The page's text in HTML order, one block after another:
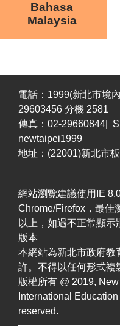
Bahasa
Malaysia
電話：1999(新北市境
29603456 分機 2581
傳真：02-29660844|
newtaipei1999
地址：(22001)新北市
網站瀏覽建議使用IE
Chrome/Firefox，最佳
以上，如遇不正常顯
版本
本網站為新北市政府教
許。不得以任何形式複
版權所有 @ 2019,
International
reserved.